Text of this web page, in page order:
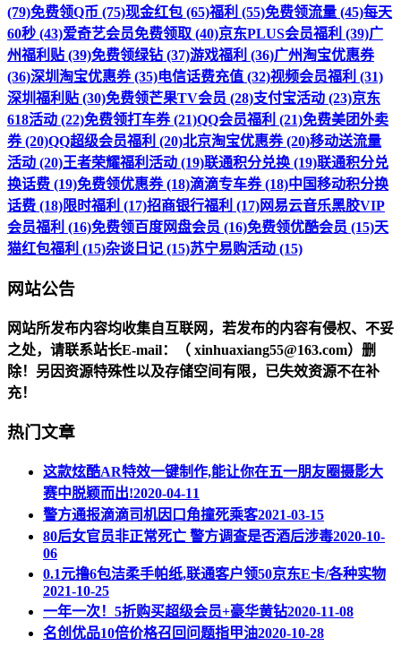
(79)免费领Q币 (75)现金红包 (65)福利 (55)免费领流量 (45)每天
60秒 (43)爱奇艺会员免费领取 (40)京东PLUS会员福利 (39)广
州福利贴 (39)免费领绿钻 (37)游戏福利 (36)广州淘宝优惠券
(36)深圳淘宝优惠券 (35)电信话费充值 (32)视频会员福利 (31)
深圳福利贴 (30)免费领芒果TV会员 (28)支付宝活动 (23)京东
618活动 (22)免费领打车券 (21)QQ会员福利 (21)免费美团外卖
券 (20)QQ超级会员福利 (20)北京淘宝优惠券 (20)移动送流量
活动 (20)王者荣耀福利活动 (19)联通积分兑换 (19)联通积分兑
换话费 (19)免费领优惠券 (18)滴滴专车券 (18)中国移动积分换
话费 (18)限时福利 (17)招商银行福利 (17)网易云音乐黑胶VIP
会员福利 (16)免费领百度网盘会员 (16)免费领优酷会员 (15)天
猫红包福利 (15)杂谈日记 (15)苏宁易购活动 (15)
网站公告
网站所发布内容均收集自互联网，若发布的内容有侵权、不妥
之处，请联系站长E-mail：（ xinhuaxiang55@163.com）删
除！另因资源特殊性以及存储空间有限，已失效资源不在补
充！
热门文章
这款炫酷AR特效一键制作,能让你在五一朋友圈摄影大
赛中脱颖而出!2020-04-11
警方通报滴滴司机因口角撞死乘客2021-03-15
80后女官员非正常死亡 警方调查是否酒后涉毒2020-10-
06
0.1元撸6包洁柔手帕纸,联通客户领50京东E卡/各种实物
2021-10-25
一年一次！5折购买超级会员+豪华黄钻2020-11-08
名创优品10倍价格召回问题指甲油2020-10-28